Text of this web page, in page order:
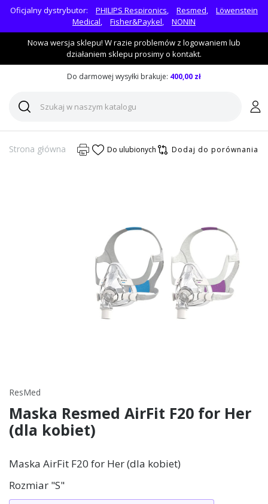
Oficjalny dystrybutor: PHILIPS Respironics, Resmed,
Löwenstein
Medical, Fisher&Paykel,
NONIN
Nowa wersja sklepu! W razie problemów z logowaniem lub
działaniem sklepu prosimy o kontakt.
Do darmowej wysyłki brakuje: 400,00 zł
Strona główna Do ulubionych Dodaj do porównania
ResMed
Maska Resmed AirFit F20 for Her
(dla kobiet)
Maska AirFit F20 for Her (dla kobiet)
Rozmiar "S"